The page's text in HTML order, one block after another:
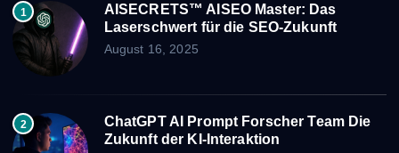
1
AISECRETS™ AISEO Master: Das
Laserschwert für die SEO-Zukunft
August 16, 2025
2
ChatGPT AI Prompt Forscher Team Die
Zukunft der KI-Interaktion